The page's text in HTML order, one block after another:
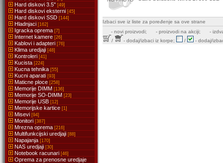
Hard diskovi 3.5'' [49]
Hard diskovi eksterni [45]
Hard diskovi SSD [144]
Hladnjaci [162]
Igracka oprema [7]
Internet kamere [26]
Kablovi i adapteri [76]
Klima uredjaji [48]
Kontroleri [41]
Kucista [224]
Kucna tehnika [55]
Kucni aparati [93]
Maticne ploce [258]
Memorije DIMM [136]
Memorije SO-DIMM [23]
Memorije USB [12]
Memorijske kartice [1]
Misevi [94]
Monitori [387]
Mrezna oprema [216]
Multifunkcijski uredjaji [88]
Napajanja [170]
NAS uredjaji [30]
Notebook racunari [46]
Oprema za prenosne uredjaje
Izbaci sve iz liste za poređenje sa ove strane
- novi proizvodi; - proizvodi na akciji;
-
/
- dodaj/izbaci iz korpe; / - dodaj/